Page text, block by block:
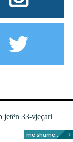
jetën 33-vjeçari
më shumë...